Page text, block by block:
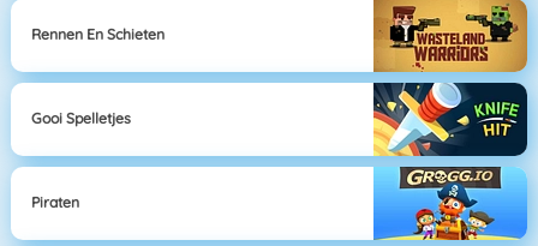
Rennen En Schieten
Gooi Spelletjes
Piraten